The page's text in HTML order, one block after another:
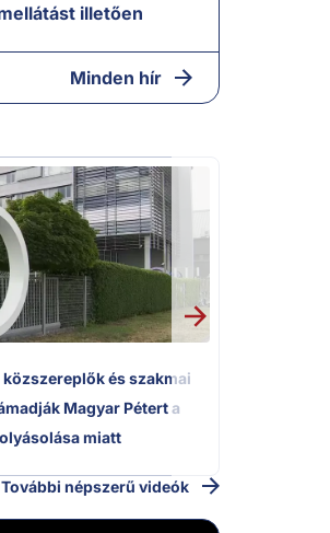
illetően
Minden hír
és szakmai
Magyar Pétert a
miatt
További népszerű videók